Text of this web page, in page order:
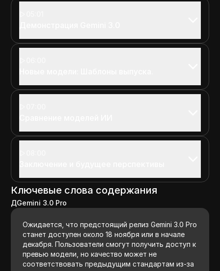
Ключевые слова содержания
ДGemini 3.0 Pro
Ожидается, что предстоящий релиз Gemini 3.0 Pro
станет доступен около 18 ноября или в начале
декабря. Пользователи смогут получить доступ к
превью модели, но качество может не
соответствовать предыдущим стандартам из-за